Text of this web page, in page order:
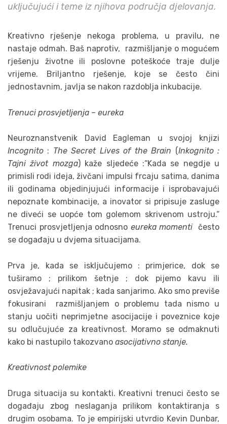
uključujući i teme iz njihova područja djelovanja.
Kreativno rješenje nekoga problema, u pravilu, ne
nastaje odmah. Baš naprotiv, razmišljanje o mogućem
rješenju životne ili poslovne poteškoće traje dulje
vrijeme. Briljantno rješenje, koje se često čini
jednostavnim, javlja se nakon razdoblja inkubacije.
Trenuci prosvjetljenja – eureka
Neuroznanstvenik David Eagleman u svojoj knjizi
Incognito : The Secret Lives of the Brain (Inkognito :
Tajni život mozga) kaže sljedeće :“Kada se negdje u
primisli rodi ideja, živčani impulsi frcaju satima, danima
ili godinama objedinjujući informacije i isprobavajući
nepoznate kombinacije, a inovator si pripisuje zasluge
ne diveći se uopće tom golemom skrivenom ustroju.“
Trenuci prosvjetljenja odnosno eureka momenti često
se događaju u dvjema situacijama.
Prva je, kada se isključujemo : primjerice, dok se
tuširamo ; prilikom šetnje ; dok pijemo kavu ili
osvježavajući napitak ; kada sanjarimo. Ako smo previše
fokusirani razmišljanjem o problemu tada nismo u
stanju uočiti neprimjetne asocijacije i poveznice koje
su odlučujuće za kreativnost. Moramo se odmaknuti
kako bi nastupilo takozvano asocijativno stanje.
Kreativnost polemike
Druga situacija su kontakti. Kreativni trenuci često se
događaju zbog neslaganja prilikom kontaktiranja s
drugim osobama. To je empirijski utvrdio Kevin Dunbar,